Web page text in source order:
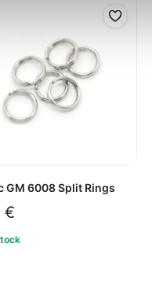
GM 6008 Split Rings
€